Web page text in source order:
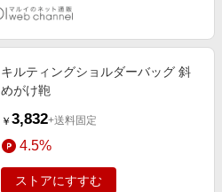
キルティングショルダーバッグ 斜
めがけ鞄
￥ 3,832+送料固定
4.5%
ストアにすすむ